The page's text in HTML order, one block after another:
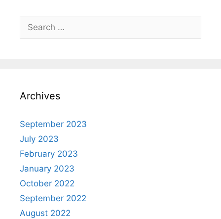
Archives
September 2023
July 2023
February 2023
January 2023
October 2022
September 2022
August 2022